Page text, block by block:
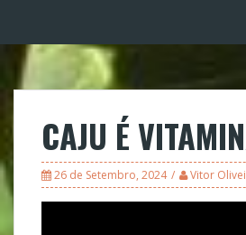
CAJU É
26 de Setembro, 2024 Vitor